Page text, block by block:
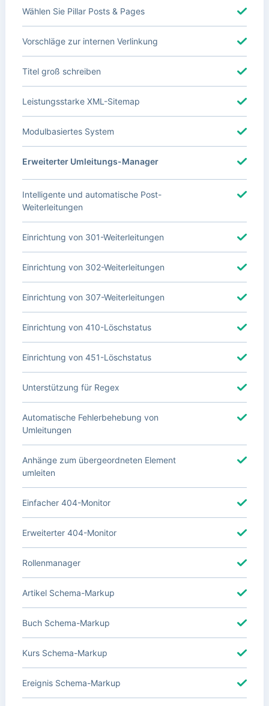
Wählen Sie Pillar Posts & Pages
Vorschläge zur internen Verlinkung
Titel groß schreiben
Leistungsstarke XML-Sitemap
Modulbasiertes System
Erweiterter Umleitungs-Manager
Intelligente und automatische Post-
Weiterleitungen
Einrichtung von 301-Weiterleitungen
Einrichtung von 302-Weiterleitungen
Einrichtung von 307-Weiterleitungen
Einrichtung von 410-Löschstatus
Einrichtung von 451-Löschstatus
Unterstützung für Regex
Automatische Fehlerbehebung von
Umleitungen
Anhänge zum übergeordneten Element
umleiten
Einfacher 404-Monitor
Erweiterter 404-Monitor
Rollenmanager
Artikel Schema-Markup
Buch Schema-Markup
Kurs Schema-Markup
Ereignis Schema-Markup